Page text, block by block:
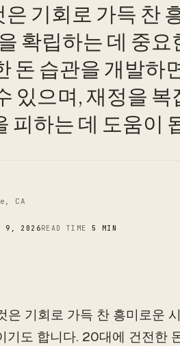
기회로 가득 찬
확립하는 데 중
돈 습관을 개발하
있으며, 재정을 복
피하는 데 도움이
CA
9, 2026READ TIME5 MIN
은 기회로 가득 찬 흥미로운
기도 합니다. 20대에 건전한